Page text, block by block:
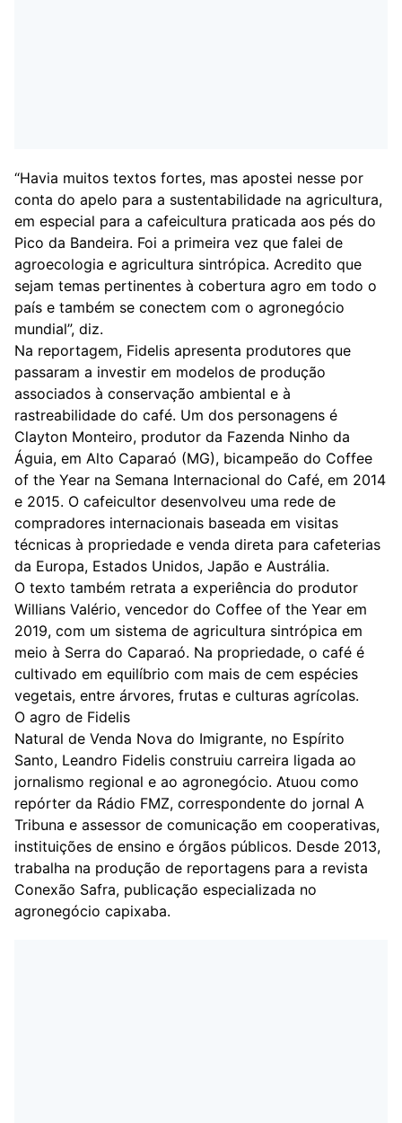
“Havia muitos textos fortes, mas apostei nesse por
conta do apelo para a sustentabilidade na agricultura,
em especial para a cafeicultura praticada aos pés do
Pico da Bandeira. Foi a primeira vez que falei de
agroecologia e agricultura sintrópica. Acredito que
sejam temas pertinentes à cobertura agro em todo o
país e também se conectem com o agronegócio
mundial”, diz.
Na reportagem, Fidelis apresenta produtores que
passaram a investir em modelos de produção
associados à conservação ambiental e à
rastreabilidade do café. Um dos personagens é
Clayton Monteiro, produtor da Fazenda Ninho da
Águia, em Alto Caparaó (MG), bicampeão do Coffee
of the Year na Semana Internacional do Café, em 2014
e 2015. O cafeicultor desenvolveu uma rede de
compradores internacionais baseada em visitas
técnicas à propriedade e venda direta para cafeterias
da Europa, Estados Unidos, Japão e Austrália.
O texto também retrata a experiência do produtor
Willians Valério, vencedor do Coffee of the Year em
2019, com um sistema de agricultura sintrópica em
meio à Serra do Caparaó. Na propriedade, o café é
cultivado em equilíbrio com mais de cem espécies
vegetais, entre árvores, frutas e culturas agrícolas.
O agro de Fidelis
Natural de Venda Nova do Imigrante, no Espírito
Santo, Leandro Fidelis construiu carreira ligada ao
jornalismo regional e ao agronegócio. Atuou como
repórter da Rádio FMZ, correspondente do jornal A
Tribuna e assessor de comunicação em cooperativas,
instituições de ensino e órgãos públicos. Desde 2013,
trabalha na produção de reportagens para a revista
Conexão Safra, publicação especializada no
agronegócio capixaba.